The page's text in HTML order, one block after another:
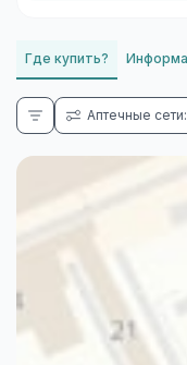
Где купить?
Аптечные